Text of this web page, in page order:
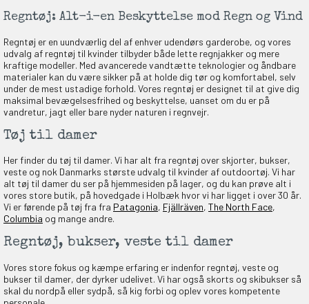
Regntøj: Alt-i-en Beskyttelse mod Regn og Vind
Regntøj er en uundværlig del af enhver udendørs garderobe, og vores
udvalg af regntøj til kvinder tilbyder både lette regnjakker og mere
kraftige modeller. Med avancerede vandtætte teknologier og åndbare
materialer kan du være sikker på at holde dig tør og komfortabel, selv
under de mest ustadige forhold. Vores regntøj er designet til at give dig
maksimal bevægelsesfrihed og beskyttelse, uanset om du er på
vandretur, jagt eller bare nyder naturen i regnvejr.
Tøj til damer
Her finder du tøj til damer. Vi har alt fra regntøj over skjorter, bukser,
veste og nok Danmarks største udvalg til kvinder af outdoortøj. Vi har
alt tøj til damer du ser på hjemmesiden på lager, og du kan prøve alt i
vores store butik, på hovedgade i Holbæk hvor vi har ligget i over 30 år.
Vi er førende på tøj fra fra Patagonia, Fjällräven, The North Face,
Columbia og mange andre.
Regntøj, bukser, veste til damer
Vores store fokus og kæmpe erfaring er indenfor regntøj, veste og
bukser til damer, der dyrker udelivet. Vi har også skorts og skibukser så
skal du nordpå eller sydpå, så kig forbi og oplev vores kompetente